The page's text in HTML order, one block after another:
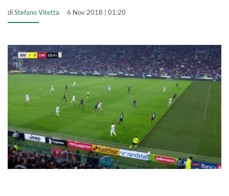
diStefano Vitetta 6 Nov 2018 | 01:20